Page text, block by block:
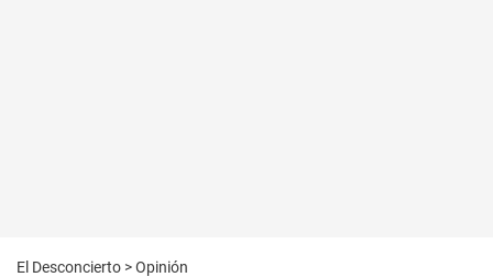
El Desconcierto >Opinión